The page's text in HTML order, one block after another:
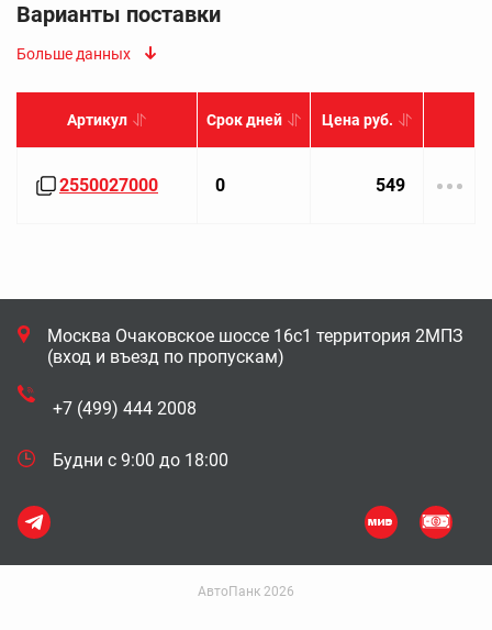
Варианты поставки
Больше данных
Артикул Срок дней Цена руб.
2550027000 0 549
Москва Очаковское шоссе 16с1 территория 2МПЗ
(вход и въезд по пропускам)
+7 (499) 444 2008
Будни с 9:00 до 18:00
АвтоПанк 2026